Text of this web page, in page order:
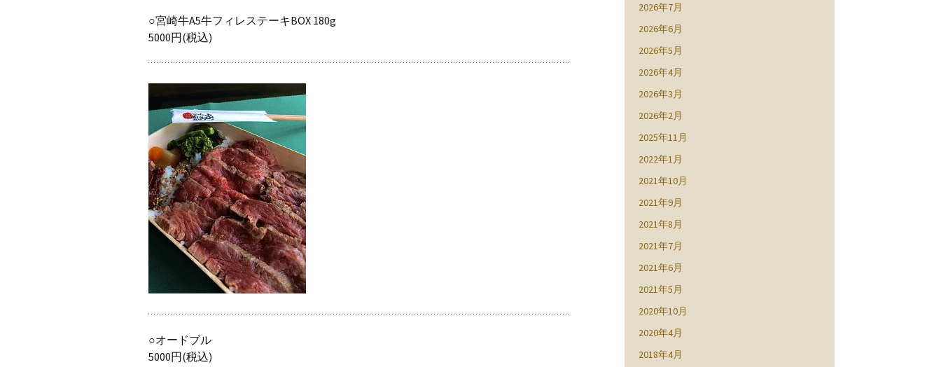
○宮崎牛A5牛フィレステーキBOX 180g
5000円(税込)
○オードブル
5000円(税込)
2026年7月
2026年6月
2026年5月
2026年4月
2026年3月
2026年2月
2025年11月
2022年1月
2021年10月
2021年9月
2021年8月
2021年7月
2021年6月
2021年5月
2020年10月
2020年4月
2018年4月